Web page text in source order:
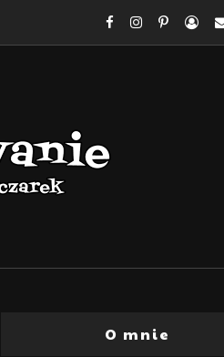
O mnie